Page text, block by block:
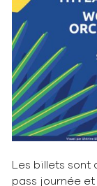
Les billets sont
pass journée et